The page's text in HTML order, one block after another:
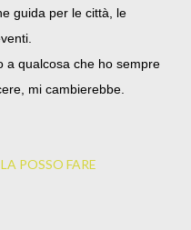
guida per le città, le
a qualcosa che ho sempre
mi cambierebbe.
POSSO FARE